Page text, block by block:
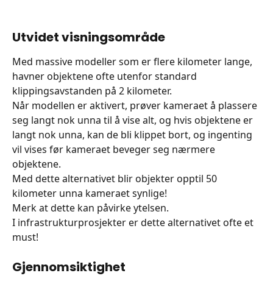
Utvidet visningsområde
Med massive modeller som er flere kilometer lange,
havner objektene ofte utenfor standard
klippingsavstanden på 2 kilometer.
Når modellen er aktivert, prøver kameraet å plassere
seg langt nok unna til å vise alt, og hvis objektene er
langt nok unna, kan de bli klippet bort, og ingenting
vil vises før kameraet beveger seg nærmere
objektene.
Med dette alternativet blir objekter opptil 50
kilometer unna kameraet synlige!
Merk at dette kan påvirke ytelsen.
I infrastrukturprosjekter er dette alternativet ofte et
must!
Gjennomsiktighet